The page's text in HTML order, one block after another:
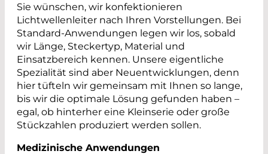
Sie wünschen, wir konfektionieren
Lichtwellenleiter nach Ihren Vorstellungen. Bei
Standard-Anwendungen legen wir los, sobald
wir Länge, Steckertyp, Material und
Einsatzbereich kennen. Unsere eigentliche
Spezialität sind aber Neuentwicklungen, denn
hier tüfteln wir gemeinsam mit Ihnen so lange,
bis wir die optimale Lösung gefunden haben –
egal, ob hinterher eine Kleinserie oder große
Stückzahlen produziert werden sollen.
Medizinische Anwendungen